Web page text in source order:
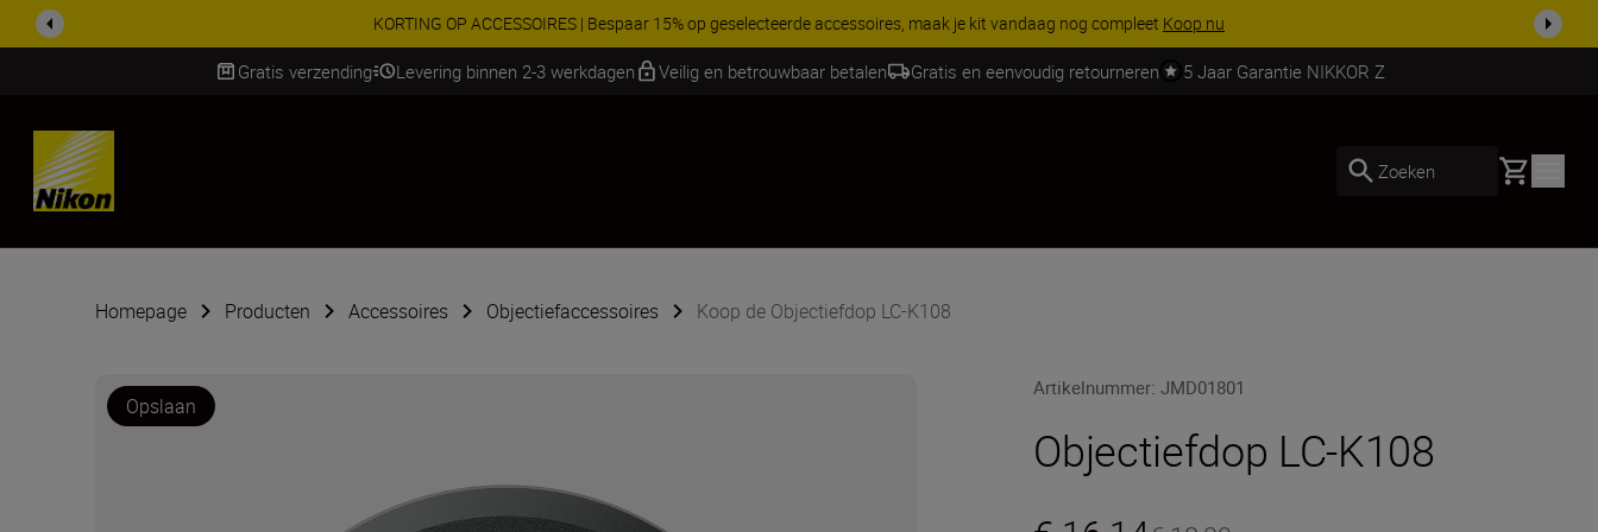
KORTING OP ACCESSOIRES | Bespaar 15% op geselecteerde accessoires, maak je kit vandaag nog compleet Koop nu
Gratis verzending Levering binnen 2-3 werkdagen Veilig en betrouwbaar betalen Gratis en eenvoudig retourneren 5 Jaar Garantie NIKKOR Z
SKIP
Zoeken Basket
Homepage Producten Accessoires Objectiefaccessoires Koop de Objectiefdop LC-K108
Opslaan
Artikelnummer:JMD01801
Objectiefdop LC-K108